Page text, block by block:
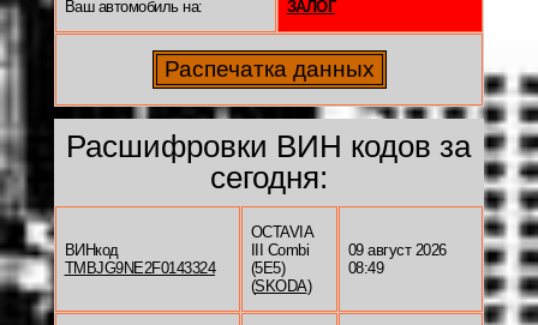
Ваш автомобиль на: ЗАЛОГ
Расшифровки ВИН кодов за
сегодня:
ВИНкод
TMBJG9NE2F0143324
OCTAVIA
III Combi
(5E5)
(SKODA)
09 август 2026
08:49